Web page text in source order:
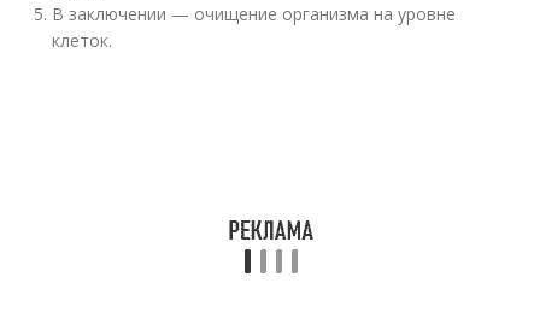
В заключении — очищение организма на уровне
клеток.